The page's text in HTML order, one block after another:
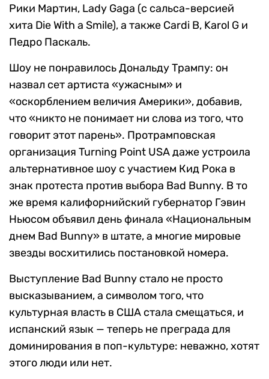
Рики Мартин, Lady Gaga (с сальса-версией
хита Die With a Smile), а также Cardi B, Karol G и
Педро Паскаль.
Шоу не понравилось Дональду Трампу: он
назвал сет артиста «ужасным» и
«оскорблением величия Америки», добавив,
что «никто не понимает ни слова из того, что
говорит этот парень». Протрамповская
организация Turning Point USA даже устроила
альтернативное шоу с участием Кид Рока в
знак протеста против выбора Bad Bunny. В то
же время калифорнийский губернатор Гэвин
Ньюсом объявил день финала «Национальным
днем Bad Bunny» в штате, а многие мировые
звезды восхитились постановкой номера.
Выступление Bad Bunny стало не просто
высказыванием, а символом того, что
культурная власть в США стала смещаться, и
испанский язык — теперь не преграда для
доминирования в поп-культуре: неважно, хотят
этого люди или нет.